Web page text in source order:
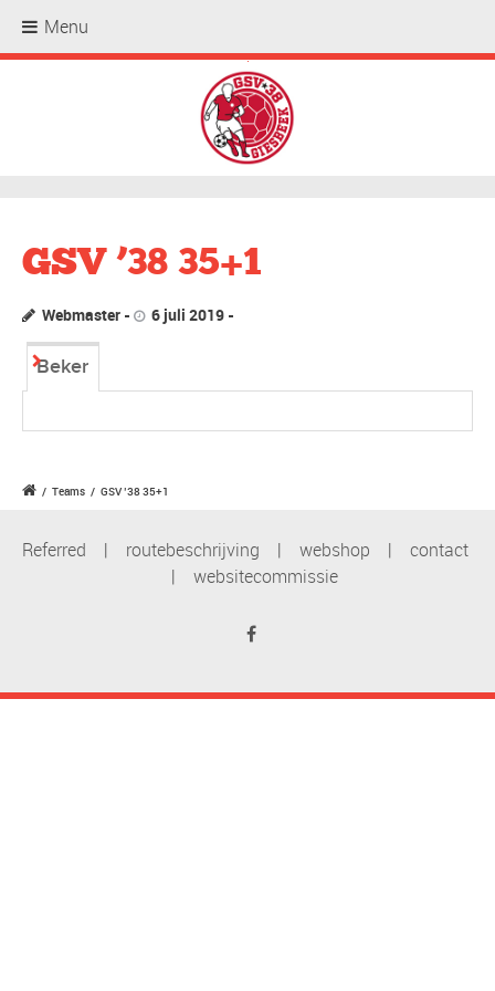
.
GSV ’38 35+1
Webmaster 6 juli 2019
Beker
/ Teams / GSV ’38 35+1
Referred | routebeschrijving | webshop | contact
| websitecommissie
Menu